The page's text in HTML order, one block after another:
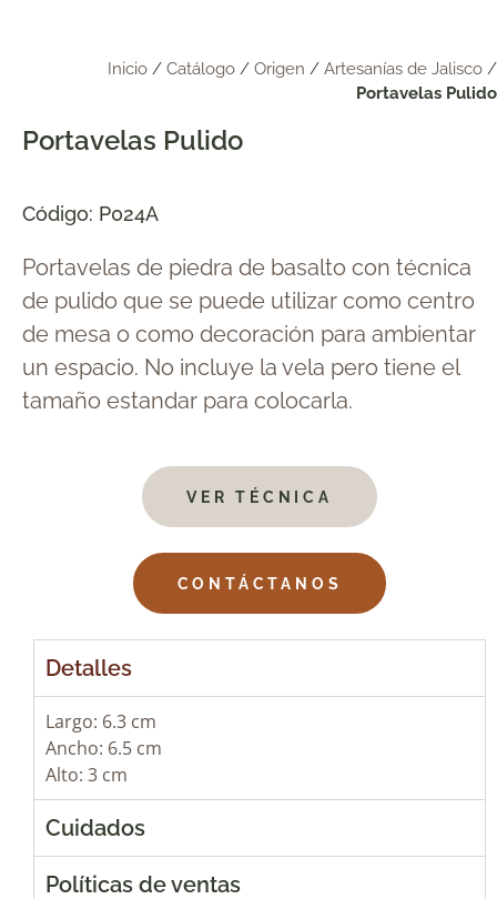
Inicio / Catálogo / Origen / Artesanías de Jalisco /
Portavelas Pulido
Portavelas Pulido
Código: P024A
Portavelas de piedra de basalto con técnica
de pulido que se puede utilizar como centro
de mesa o como decoración para ambientar
un espacio. No incluye la vela pero tiene el
tamaño estandar para colocarla.
VER TÉCNICA
CONTÁCTANOS
Detalles
Largo: 6.3 cm
Ancho: 6.5 cm
Alto: 3 cm
Cuidados
Políticas de ventas